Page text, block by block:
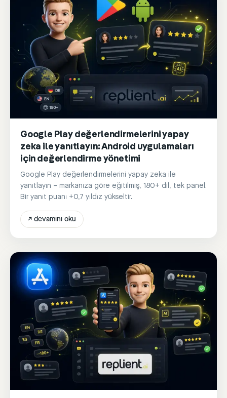
Google Play değerlendirmelerini yapay
zeka ile yanıtlayın: Android uygulamaları
için değerlendirme yönetimi
Google Play değerlendirmelerini yapay zeka ile
yanıtlayın – markanıza göre eğitilmiş, 180+ dil, tek panel.
Bir yanıt puanı +0,7 yıldız yükseltir.
↗ devamını oku